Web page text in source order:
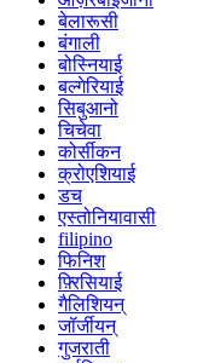
बेलारूसी
बंगाली
बोस्नियाई
बल्गेरियाई
सिबुआनो
चिचेवा
कोर्सीकन
क्रोएशियाई
डच
एस्तोनियावासी
filipino
फिनिश
फ़्रिसियाई
गैलिशियन्
जॉर्जीयन्
गुजराती